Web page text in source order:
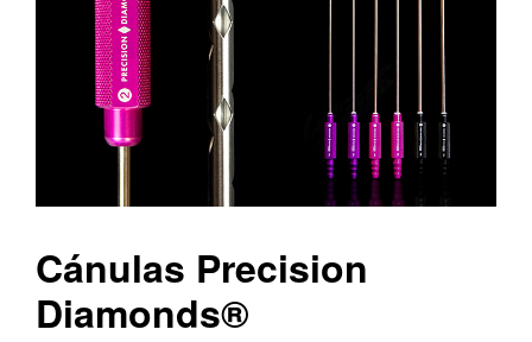
Cánulas Precision
Diamonds®